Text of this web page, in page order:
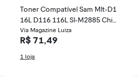
Toner Compatível Sam Mlt-D1
16L D116 116L Sl-M2885 Chin
amate
Via Magazine Luiza
R$ 71,49
1 loja